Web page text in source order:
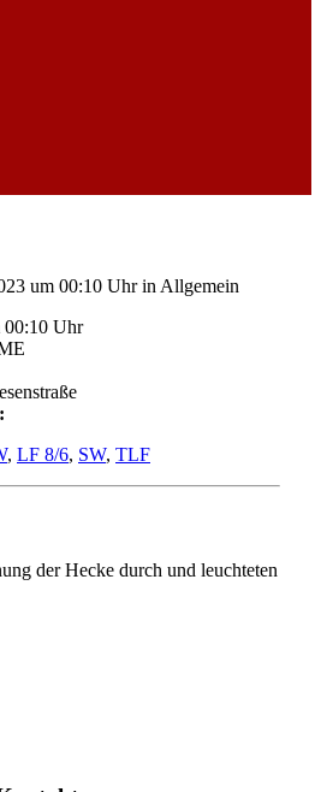
um 00:10 Uhrin Allgemein
00:10 Uhr
, LF 8/6, SW, TLF
der Hecke durch und leuchteten